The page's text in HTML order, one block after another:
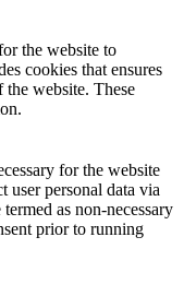
the website to
cookies that ensures
the website. These
for the website
user personal data via
as non-necessary
prior to running